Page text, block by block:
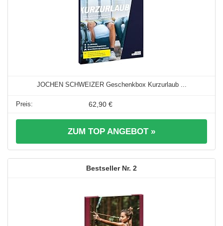
JOCHEN SCHWEIZER Geschenkbox Kurzurlaub ...
62,90 €
ZUM TOP ANGEBOT »
2